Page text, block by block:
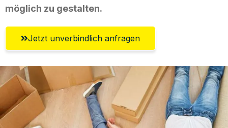
möglich zu gestalten.
Jetzt unverbindlich anfragen